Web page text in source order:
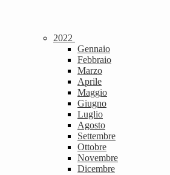
2022
Gennaio
Febbraio
Marzo
Aprile
Maggio
Giugno
Luglio
Agosto
Settembre
Ottobre
Novembre
Dicembre